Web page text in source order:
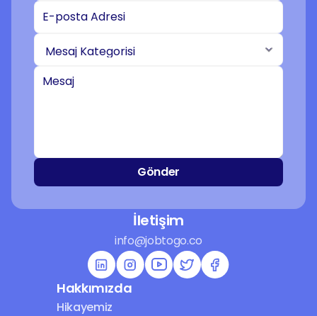
Gönder
İletişim
info@jobtogo.co
Hakkımızda
Hikayemiz